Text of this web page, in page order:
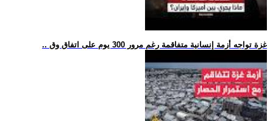
.. غزة تواجه أزمة إنسانية متفاقمة رغم مرور 300 يوم على اتفاق وق